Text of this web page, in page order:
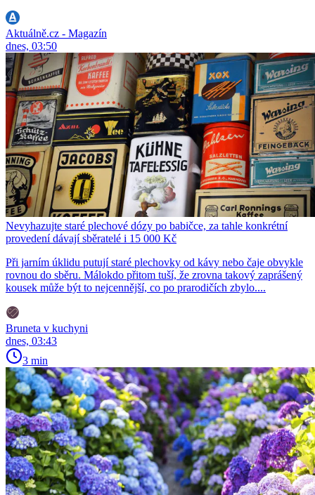
Aktuálně.cz - Magazín
dnes, 03:50
Nevyhazujte staré plechové dózy po babičce, za tahle konkrétní
provedení dávají sběratelé i 15 000 Kč
Při jarním úklidu putují staré plechovky od kávy nebo čaje obvykle
rovnou do sběru. Málokdo přitom tuší, že zrovna takový zaprášený
kousek může být to nejcennější, co po prarodičích zbylo....
Bruneta v kuchyni
dnes, 03:43
3 min